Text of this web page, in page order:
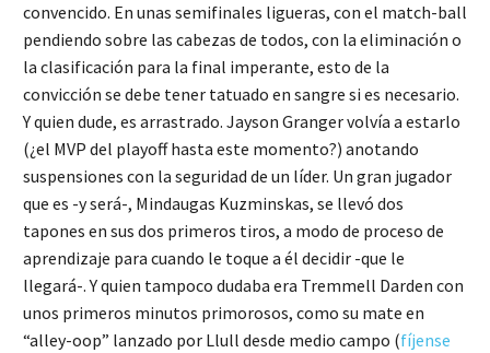
convencido. En unas semifinales ligueras, con el match-ball
pendiendo sobre las cabezas de todos, con la eliminación o
la clasificación para la final imperante, esto de la
convicción se debe tener tatuado en sangre si es necesario.
Y quien dude, es arrastrado. Jayson Granger volvía a estarlo
(¿el MVP del playoff hasta este momento?) anotando
suspensiones con la seguridad de un líder. Un gran jugador
que es -y será-, Mindaugas Kuzminskas, se llevó dos
tapones en sus dos primeros tiros, a modo de proceso de
aprendizaje para cuando le toque a él decidir -que le
llegará-. Y quien tampoco dudaba era Tremmell Darden con
unos primeros minutos primorosos, como su mate en
“alley-oop” lanzado por Llull desde medio campo (fíjense